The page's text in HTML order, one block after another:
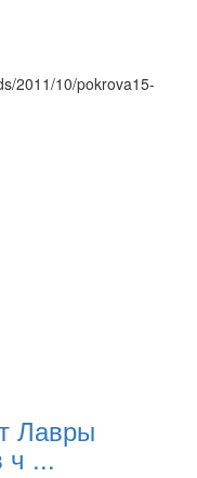
2011/10/pokrova15-
Лавры
ч ...